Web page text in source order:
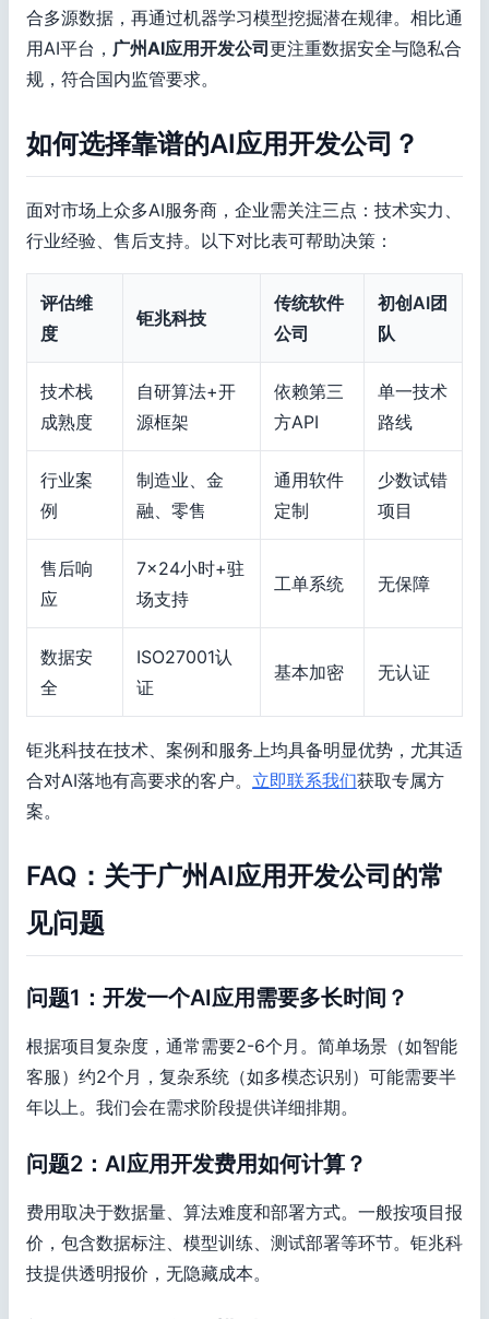
合多源数据，再通过机器学习模型挖掘潜在规律。相比通
用AI平台， 广州AI应用开发公司 更注重数据安全与隐私合
规，符合国内监管要求。
如何选择靠谱的AI应用开发公司？
面对市场上众多AI服务商，企业需关注三点：技术实力、
行业经验、售后支持。以下对比表可帮助决策：
评估维
度
钜兆科技
传统软件
公司
初创AI团
队
技术栈
成熟度
自研算法+开
源框架
依赖第三
方API
单一技术
路线
行业案
例
制造业、金
融、零售
通用软件
定制
少数试错
项目
售后响
应
7×24小时+驻
场支持
工单系统 无保障
数据安
全
ISO27001认
证
基本加密 无认证
钜兆科技在技术、案例和服务上均具备明显优势，尤其适
合对AI落地有高要求的客户。 立即联系我们获取专属方
案。
FAQ：关于广州AI应用开发公司的常
见问题
问题1：开发一个AI应用需要多长时间？
根据项目复杂度，通常需要2-6个月。简单场景（如智能
客服）约2个月，复杂系统（如多模态识别）可能需要半
年以上。我们会在需求阶段提供详细排期。
问题2：AI应用开发费用如何计算？
费用取决于数据量、算法难度和部署方式。一般按项目报
价，包含数据标注、模型训练、测试部署等环节。钜兆科
技提供透明报价，无隐藏成本。